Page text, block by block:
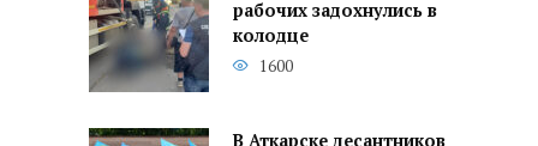
рабочих задохнулись в
колодце
1600
В Аткарске десантников